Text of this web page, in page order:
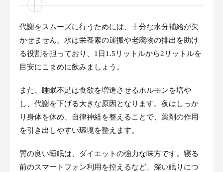
代謝をスムーズに行うためには、十分な水分補給が欠
かせません。水は栄養素の運搬や老廃物の排出を助け
る役割を担っており、1日1.5リットルから2リットルを
目安にこまめに飲みましょう。
また、睡眠不足は食欲を増進させるホルモンを増や
し、代謝を下げる大きな原因となります。夜はしっか
り身体を休め、自律神経を整えることで、薬剤の作用
を引き出しやすい環境を整えます。
質の良い睡眠は、ダイエットの強力な味方です。寝る
前のスマートフォン利用を控えるなど、深い眠りにつ